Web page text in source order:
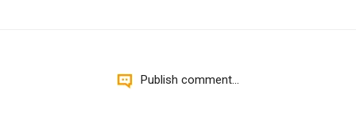
Publish comment...